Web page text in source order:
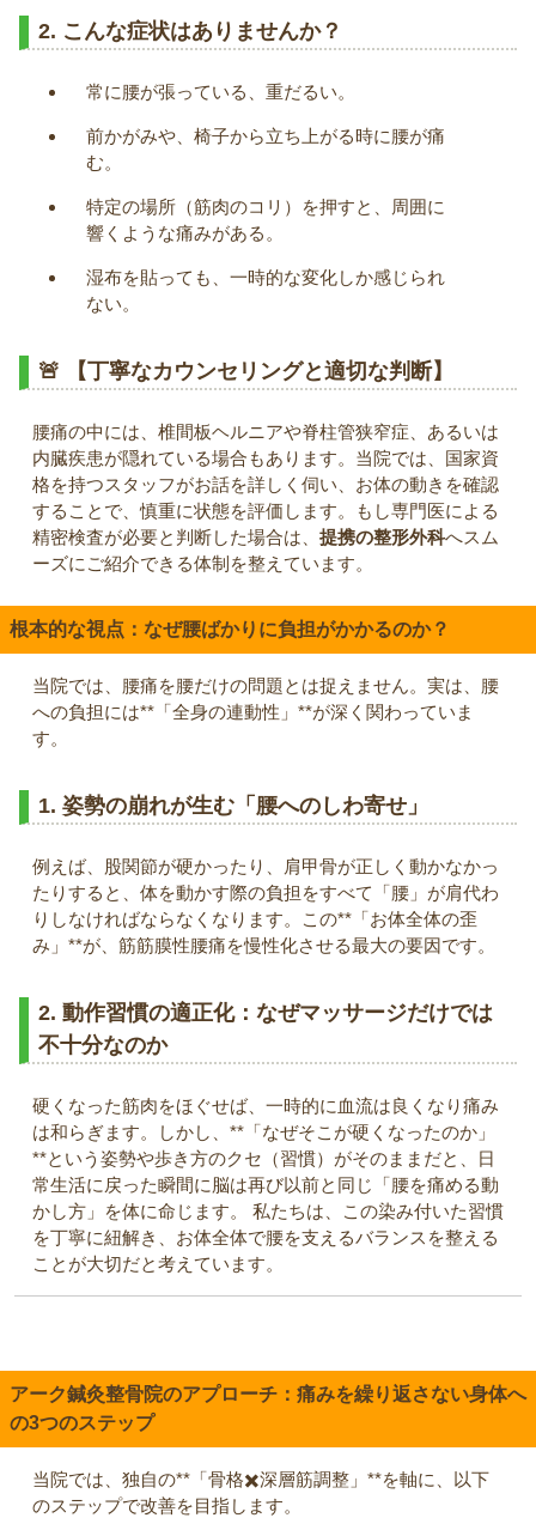
2. こんな症状はありませんか？
常に腰が張っている、重だるい。
前かがみや、椅子から立ち上がる時に腰が痛
む。
特定の場所（筋肉のコリ）を押すと、周囲に
響くような痛みがある。
湿布を貼っても、一時的な変化しか感じられ
ない。
🚨 【丁寧なカウンセリングと適切な判断】
腰痛の中には、椎間板ヘルニアや脊柱管狭窄症、あるいは
内臓疾患が隠れている場合もあります。当院では、国家資
格を持つスタッフがお話を詳しく伺い、お体の動きを確認
することで、慎重に状態を評価します。もし専門医による
精密検査が必要と判断した場合は、 提携の整形外科へスム
ーズにご紹介できる体制を整えています。
根本的な視点：なぜ腰ばかりに負担がかかるのか？
当院では、腰痛を腰だけの問題とは捉えません。実は、腰
への負担には**「全身の連動性」**が深く関わっていま
す。
1. 姿勢の崩れが生む「腰へのしわ寄せ」
例えば、股関節が硬かったり、肩甲骨が正しく動かなかっ
たりすると、体を動かす際の負担をすべて「腰」が肩代わ
りしなければならなくなります。この**「お体全体の歪
み」**が、筋筋膜性腰痛を慢性化させる最大の要因です。
2. 動作習慣の適正化：なぜマッサージだけでは
不十分なのか
硬くなった筋肉をほぐせば、一時的に血流は良くなり痛み
は和らぎます。しかし、**「なぜそこが硬くなったのか」
**という姿勢や歩き方のクセ（習慣）がそのままだと、日
常生活に戻った瞬間に脳は再び以前と同じ「腰を痛める動
かし方」を体に命じます。 私たちは、この染み付いた習慣
を丁寧に紐解き、お体全体で腰を支えるバランスを整える
ことが大切だと考えています。
アーク鍼灸整骨院のアプローチ：痛みを繰り返さない身体へ
の3つのステップ
当院では、独自の**「骨格✖️深層筋調整」**を軸に、以下
のステップで改善を目指します。